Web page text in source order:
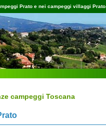
Prato e nei campeggi villaggi
campeggi Toscana